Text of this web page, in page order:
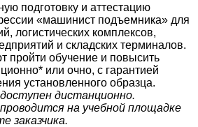
подготовку и аттестацию
«машинист подъемника» для
логистических комплексов,
и складских терминалов.
пройти обучение и повысить
или очно, с гарантией
установленного образца.
дистанционно.
на учебной площадке
заказчика.